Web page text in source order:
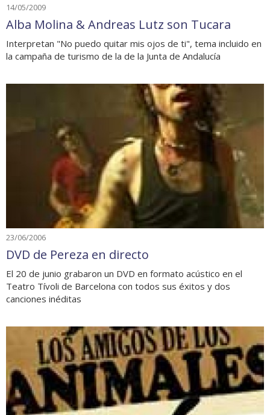
14/05/2009
Alba Molina & Andreas Lutz son Tucara
Interpretan "No puedo quitar mis ojos de ti", tema incluido en
la campaña de turismo de la de la Junta de Andalucía
23/06/2006
DVD de Pereza en directo
El 20 de junio grabaron un DVD en formato acústico en el
Teatro Tívoli de Barcelona con todos sus éxitos y dos
canciones inéditas